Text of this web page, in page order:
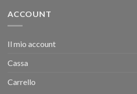
ACCOUNT
Il mio account
Cassa
Carrello